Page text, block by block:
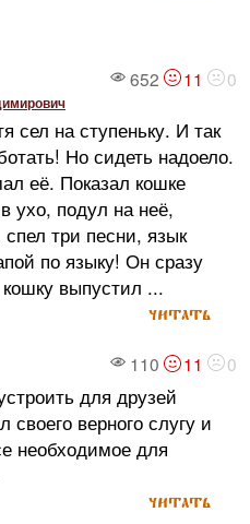
652 11 0
сел на ступеньку. И так
Но сидеть надоело.
её. Показал кошке
ухо, подул на неё,
три песни, язык
по языку! Он сразу
выпустил ...
читать
110 11 0
для друзей
верного слугу и
необходимое для
читать